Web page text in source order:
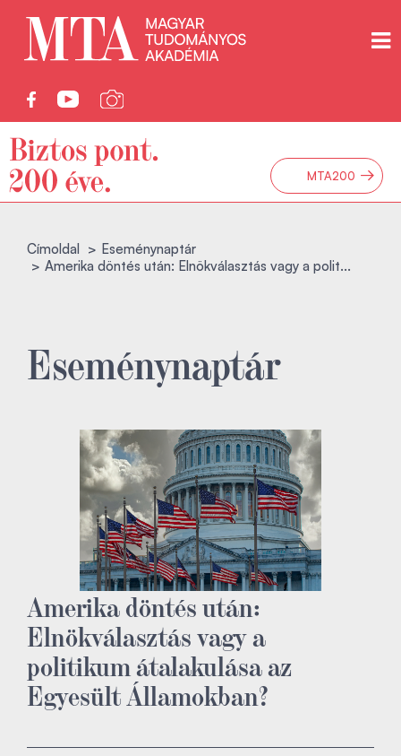
MTA200 →
Címoldal
Eseménynaptár
Amerika döntés után: Elnökválasztás vagy a polit...
Eseménynaptár
Amerika döntés után:
Elnökválasztás vagy a
politikum átalakulása az
Egyesült Államokban?